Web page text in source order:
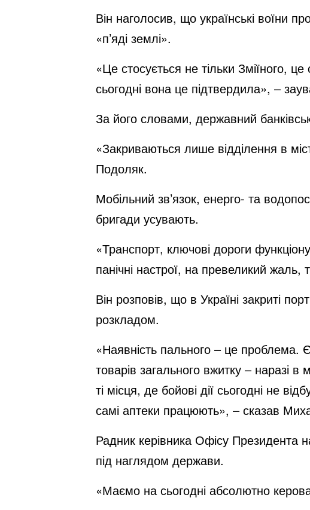
Він наголосив, що українські воїни
«п’яді землі».
«Це стосується не тільки Зміїного,
сьогодні вона це підтвердила», –
За його словами, державний
«Закриваються лише відділення в
Подоляк.
Мобільний зв’язок, енерго- та
бригади усувають.
«Транспорт, ключові дороги
панічні настрої, на превеликий
Він розповів, що в Україні закриті
розкладом.
«Наявність пального – це
товарів загального вжитку – наразі
ті місця, де бойові дії сьогодні не
самі аптеки працюють», – сказав
Радник керівника Офісу Президента
під наглядом держави.
«Маємо на сьогодні абсолютно